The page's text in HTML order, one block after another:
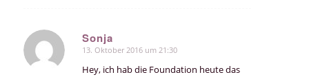
Sonja
sagte:
13. Oktober 2016 um 21:30
Hey, ich hab die Foundation heute das